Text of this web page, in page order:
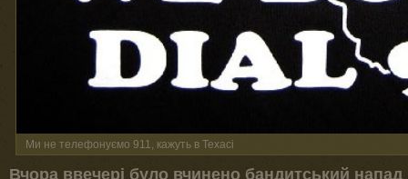
Ми не телефонуємо 911, кажуть в Техасі
Вчора ввечері було вчинено бандитський напад